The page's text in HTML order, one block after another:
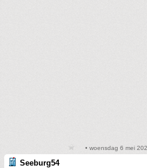
• woensdag 6 mei
Seeburg54